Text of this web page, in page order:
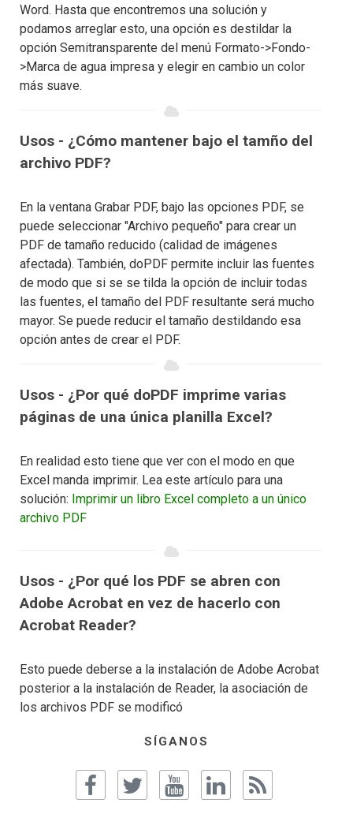
Word. Hasta que encontremos una solución y
podamos arreglar esto, una opción es destildar la
opción Semitransparente del menú Formato->Fondo-
>Marca de agua impresa y elegir en cambio un color
más suave.
Usos - ¿Cómo mantener bajo el tamño del
archivo PDF?
En la ventana Grabar PDF, bajo las opciones PDF, se
puede seleccionar "Archivo pequeño" para crear un
PDF de tamaño reducido (calidad de imágenes
afectada). También, doPDF permite incluir las fuentes
de modo que si se se tilda la opción de incluir todas
las fuentes, el tamaño del PDF resultante será mucho
mayor. Se puede reducir el tamaño destildando esa
opción antes de crear el PDF.
Usos - ¿Por qué doPDF imprime varias
páginas de una única planilla Excel?
En realidad esto tiene que ver con el modo en que
Excel manda imprimir. Lea este artículo para una
solución: Imprimir un libro Excel completo a un único
archivo PDF
Usos - ¿Por qué los PDF se abren con
Adobe Acrobat en vez de hacerlo con
Acrobat Reader?
Esto puede deberse a la instalación de Adobe Acrobat
posterior a la instalación de Reader, la asociación de
los archivos PDF se modificó
SÍGANOS